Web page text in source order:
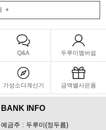
+
Q&A 두루미멤버쉽
가성소다계산기 금액별사은품
BANK INFO
예금주 : 두루미(정두름)